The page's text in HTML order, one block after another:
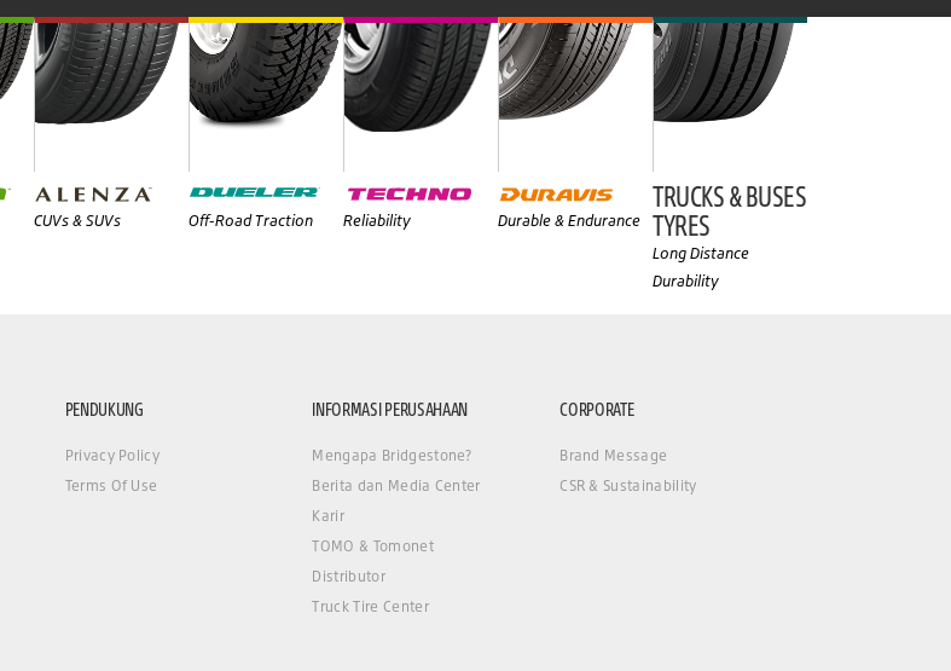
CUVs & SUVs Off-Road Traction Reliability Durable & Endurance
TRUCKS & BUSES
TYRES
Long Distance
Durability
PENDUKUNG
Privacy Policy
Terms Of Use
INFORMASI PERUSAHAAN
Mengapa Bridgestone?
Berita dan Media Center
Karir
TOMO & Tomonet
Distributor
Truck Tire Center
CORPORATE
Brand Message
CSR & Sustainability